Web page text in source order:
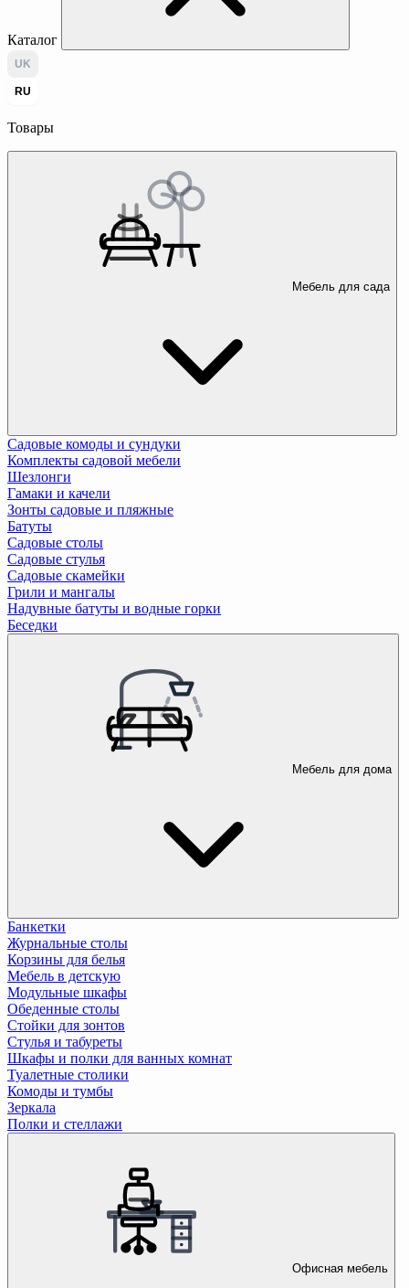
Каталог
UK
RU
Товары
Мебель для сада
Садовые комоды и сундуки
Комплекты садовой мебели
Шезлонги
Гамаки и качели
Зонты садовые и пляжные
Батуты
Садовые столы
Садовые стулья
Садовые скамейки
Грили и мангалы
Надувные батуты и водные горки
Беседки
Мебель для дома
Банкетки
Журнальные столы
Корзины для белья
Мебель в детскую
Модульные шкафы
Обеденные столы
Стойки для зонтов
Стулья и табуреты
Шкафы и полки для ванных комнат
Туалетные столики
Комоды и тумбы
Зеркала
Полки и стеллажи
Офисная мебель